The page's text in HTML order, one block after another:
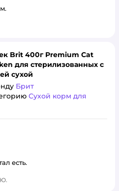
Brit 400г Premium Cat
для стерилизованных с
сухой
Брит
Сухой корм для
есть.
Ю.